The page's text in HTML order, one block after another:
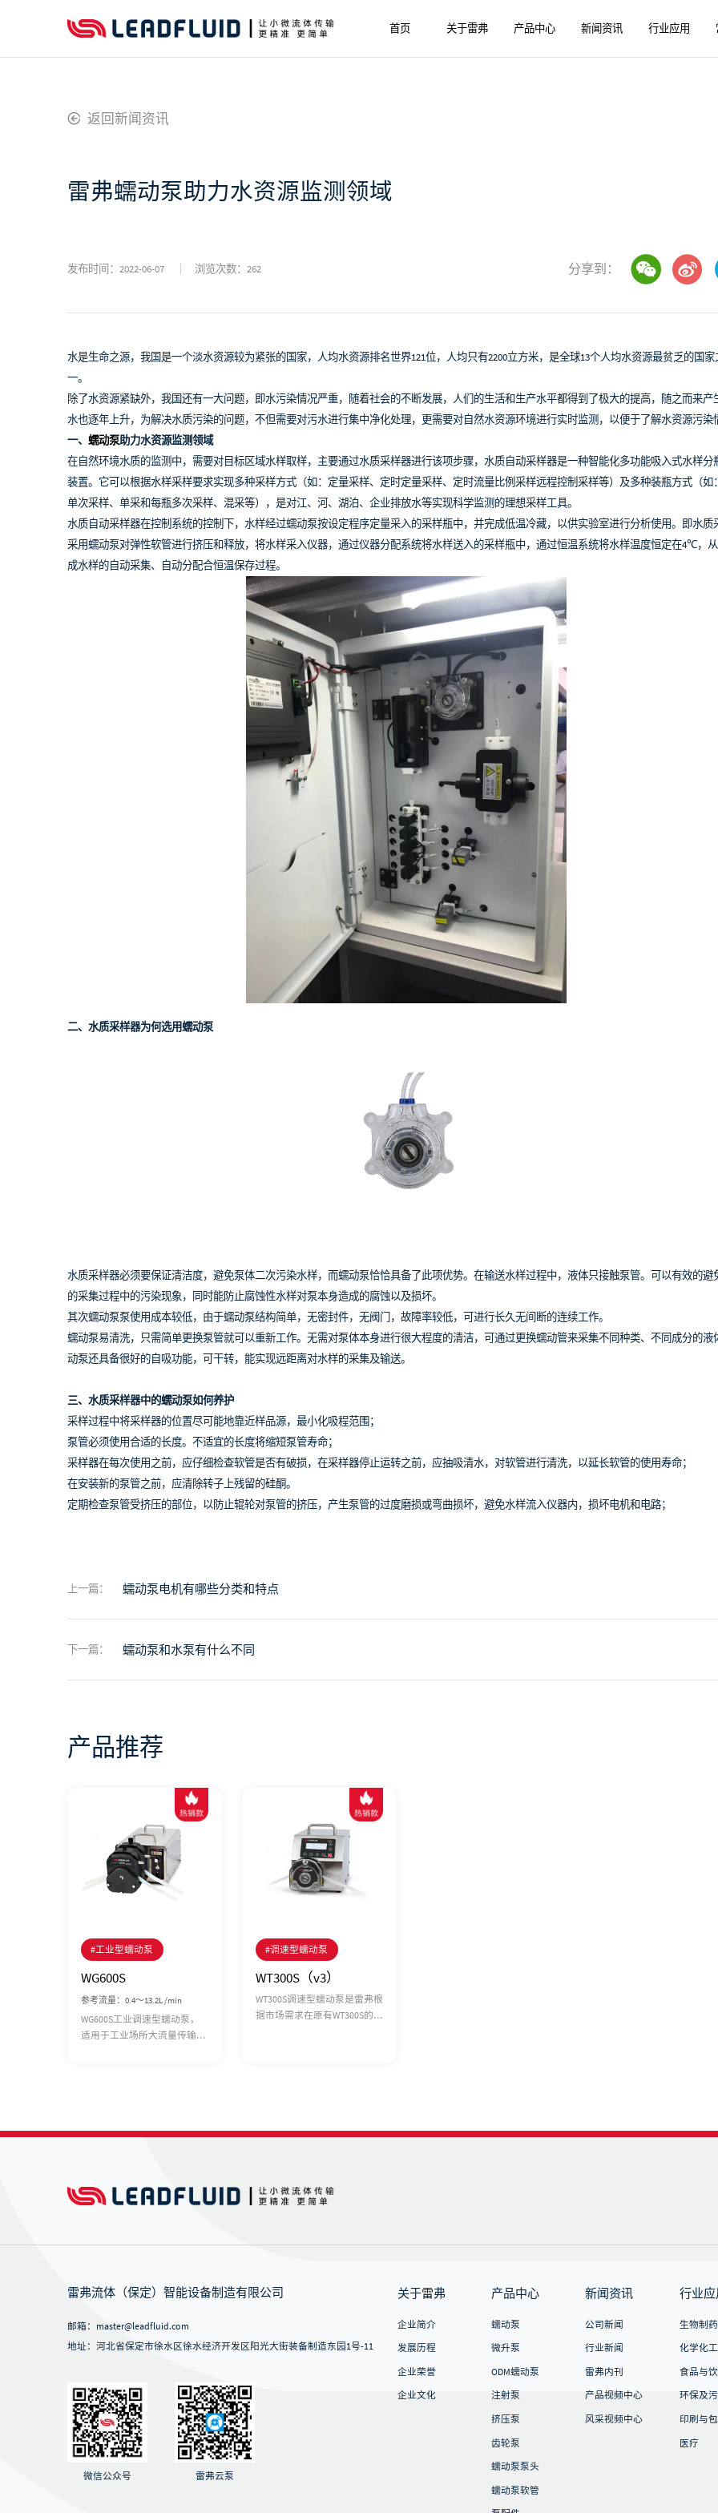
首页 关于雷弗 产品中心 新闻资讯 行业应用
返回新闻资讯
雷弗蠕动泵助力水资源监测领域
发布时间：2022-06-07 浏览次数： 262 分享到：
水是生命之源，我国是一个淡水资源较为紧张的国家，人均水资源排名世界121位，人均只有2200立方米，是全球13个人均水资源最贫乏的国家
一。
除了水资源紧缺外，我国还有一大问题，即水污染情况严重，随着社会的不断发展，人们的生活和生产水平都得到了极大的提高，随之而来产
水也逐年上升，为解决水质污染的问题，不但需要对污水进行集中净化处理，更需要对自然水资源环境进行实时监测，以便于了解水资源污染
一、 蠕动泵助力水资源监测领域
在自然环境水质的监测中，需要对目标区域水样取样，主要通过水质采样器进行该项步骤，水质自动采样器是一种智能化多功能吸入式水样分
装置。它可以根据水样采样要求实现多种采样方式（如：定量采样、定时定量采样、定时流量比例采样远程控制采样等）及多种装瓶方式（如
单次采样、单采和每瓶多次采样、混采等），是对江、河、湖泊、企业排放水等实现科学监测的理想采样工具。
水质自动采样器在控制系统的控制下，水样经过蠕动泵按设定程序定量采入的采样瓶中，并完成低温冷藏，以供实验室进行分析使用。即水质
采用蠕动泵对弹性软管进行挤压和释放，将水样采入仪器，通过仪器分配系统将水样送入的采样瓶中，通过恒温系统将水样温度恒定在4℃，
成水样的自动采集、自动分配合恒温保存过程。
二、水质采样器为何选用蠕动泵
水质采样器必须要保证清洁度，避免泵体二次污染水样，而蠕动泵恰恰具备了此项优势。在输送水样过程中，液体只接触泵管。可以有效的避
的采集过程中的污染现象，同时能防止腐蚀性水样对泵本身造成的腐蚀以及损坏。
其次蠕动泵泵使用成本较低，由于蠕动泵结构简单，无密封件，无阀门，故障率较低，可进行长久无间断的连续工作。
蠕动泵易清洗，只需简单更换泵管就可以重新工作。无需对泵体本身进行很大程度的清洁，可通过更换蠕动管来采集不同种类、不同成分的液
动泵还具备很好的自吸功能，可干转，能实现远距离对水样的采集及输送。
三、水质采样器中的蠕动泵如何养护
采样过程中将采样器的位置尽可能地靠近样品源，最小化吸程范围；
泵管必须使用合适的长度。不适宜的长度将缩短泵管寿命；
采样器在每次使用之前，应仔细检查软管是否有破损，在采样器停止运转之前，应抽吸清水，对软管进行清洗，以延长软管的使用寿命；
在安装新的泵管之前，应清除转子上残留的硅酮。
定期检查泵管受挤压的部位，以防止辊轮对泵管的挤压，产生泵管的过度磨损或弯曲损坏，避免水样流入仪器内，损坏电机和电路；
上一篇： 蠕动泵电机有哪些分类和特点
下一篇： 蠕动泵和水泵有什么不同
产品推荐
#工业型蠕动泵
WG600S
参考流量：0.4～13.2L /min
WG600S工业调速型蠕动泵，
适用于工业场所大流量传输液
协议，更易于与其他控制设备
#调速型蠕动泵
WT300S（v3）
WT300S调速型蠕动泵是雷弗根
据市场需求在原有WT300S的基
热敏打印机，打印设 备的运行
参数等信息。可以从控制面板
雷弗流体（保定）智能设备制造有限公司
邮箱：master@leadfluid.com
地址：河北省保定市徐水区徐水经济开发区阳光大街装备制造东园1号-11
微信公众号 雷弗云泵
关于雷弗
企业简介
发展历程
企业荣誉
企业文化
产品中心
蠕动泵
微升泵
ODM蠕动泵
注射泵
挤压泵
齿轮泵
蠕动泵泵头
蠕动泵软管
新闻资讯
公司新闻
行业新闻
雷弗内刊
产品视频中心
风采视频中心
行业应
生物制药
化学化工
食品与
环保及
印刷与
医疗